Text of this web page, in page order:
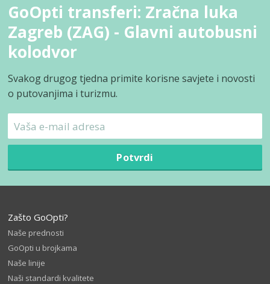
GoOpti transferi: Zračna luka
Zagreb (ZAG) - Glavni autobusni
kolodvor
Svakog drugog tjedna primite korisne savjete i novosti
o putovanjima i turizmu.
Potvrdi
Zašto GoOpti?
Naše prednosti
GoOpti u brojkama
Naše linije
Naši standardi kvalitete